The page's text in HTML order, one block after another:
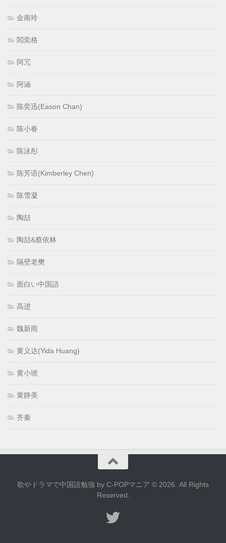
金南玲
閻奕格
阿冗
阿涵
陈奕迅(Eason Chan)
陈小春
陈泳彤
陈芳语(Kimberley Chen)
陈雪凝
陶喆
陶喆&蔡依林
隔壁老樊
面白い中国語
高进
魏新雨
黄义达(Yida Huang)
黄小琥
黄静美
齐秦
歌やドラマで中国語勉強 by C-POPマニア © 2026. All Rights
Reserved.